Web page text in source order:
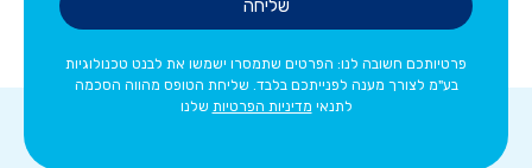
שליחה
פרטיותכם חשובה לנו: הפרטים שתמסרו ישמשו את לבנט טכנולוגיות
בע"מ לצורך מענה לפנייתכם בלבד. שליחת הטופס מהווה הסכמה
לתנאי מדיניות הפרטיות שלנו